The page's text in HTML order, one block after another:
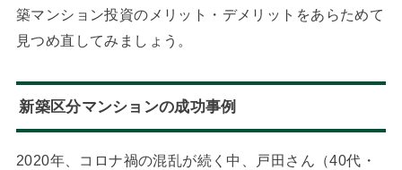
築マンション投資のメリット・デメリットをあらためて
見つめ直してみましょう。
新築区分マンションの成功事例
2020年、コロナ禍の混乱が続く中、戸田さん（40代・